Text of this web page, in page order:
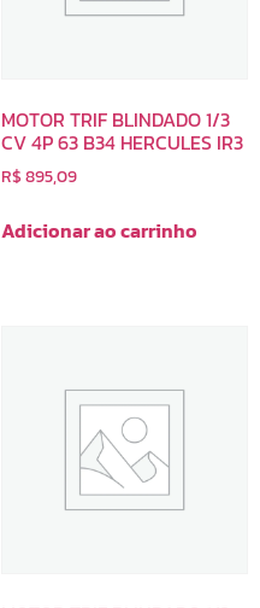
MOTOR TRIF BLINDADO 1/3
CV 4P 63 B34 HERCULES IR3
R$895,09
Adicionar ao carrinho